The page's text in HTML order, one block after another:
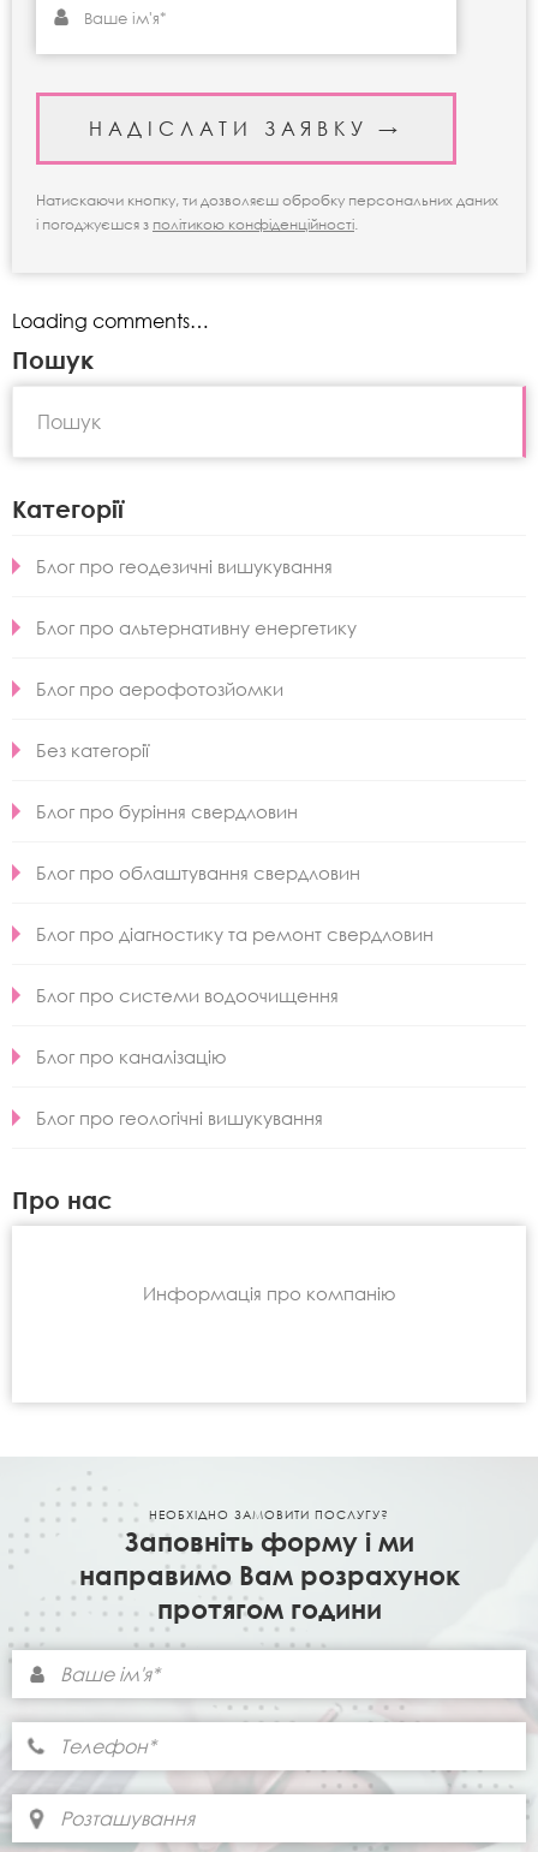
Натискаючи кнопку, ти дозволяєш обробку персональних даних
і погоджуєшся з політикою конфіденційності.
Loading comments…
Пошук
Категорії
Блог про геодезичні вишукування
Блог про альтернативну енергетику
Блог про аерофотозйомки
Без категорії
Блог про буріння свердловин
Блог про облаштування свердловин
Блог про діагностику та ремонт свердловин
Блог про системи водоочищення
Блог про каналізацію
Блог про геологічні вишукування
Про нас
Информація про компанію
НЕОБХІДНО ЗАМОВИТИ ПОСЛУГУ?
Заповніть форму і ми
направимо Вам розрахунок
протягом години